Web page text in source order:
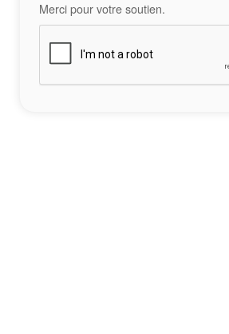
Merci pour votre soutien.